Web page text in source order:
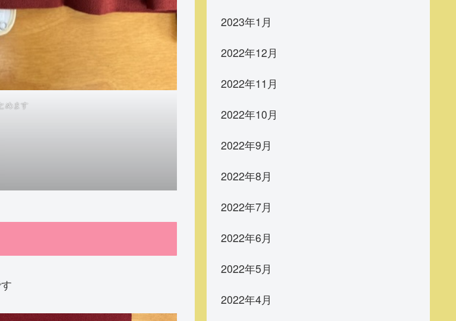
めます
2023年1月
2022年12月
2022年11月
2022年10月
2022年9月
2022年8月
2022年7月
2022年6月
2022年5月
2022年4月